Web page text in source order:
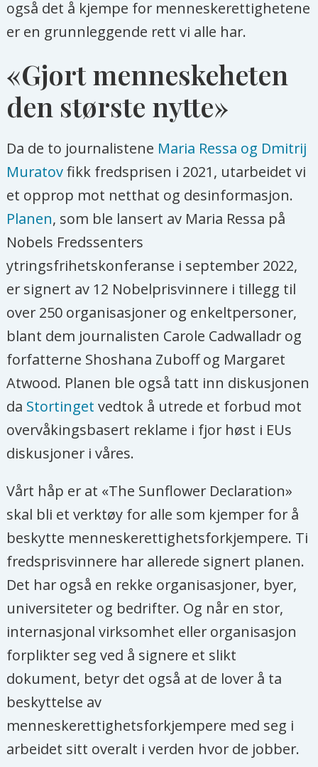
også det å kjempe for menneskerettighetene
er en grunnleggende rett vi alle har.
«Gjort menneskeheten
den største nytte»
Da de to journalistene Maria Ressa og Dmitrij
Muratovfikk fredsprisen i 2021, utarbeidet vi
et opprop mot netthat og desinformasjon.
Planen, som ble lansert av Maria Ressa på
Nobels Fredssenters
ytringsfrihetskonferanse i september 2022,
er signert av 12 Nobelprisvinnere i tillegg til
over 250 organisasjoner og enkeltpersoner,
blant dem journalisten Carole Cadwalladr og
forfatterne Shoshana Zuboff og Margaret
Atwood. Planen ble også tatt inn diskusjonen
da Stortinget vedtok å utrede et forbud mot
overvåkingsbasert reklame i fjor høst i EUs
diskusjoner i våres.
Vårt håp er at «The Sunflower Declaration»
skal bli et verktøy for alle som kjemper for å
beskytte menneskerettighetsforkjempere. Ti
fredsprisvinnere har allerede signert planen.
Det har også en rekke organisasjoner, byer,
universiteter og bedrifter. Og når en stor,
internasjonal virksomhet eller organisasjon
forplikter seg ved å signere et slikt
dokument, betyr det også at de lover å ta
beskyttelse av
menneskerettighetsforkjempere med seg i
arbeidet sitt overalt i verden hvor de jobber.